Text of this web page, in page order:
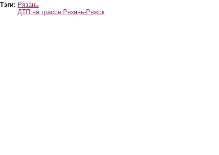
Тэги: Рязань
ДТП на трассе Рязань-Ряжск